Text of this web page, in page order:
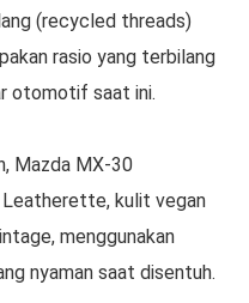
(recycled threads)
rasio yang terbilang
otomotif saat ini.
Mazda MX-30
Leatherette, kulit vegan
menggunakan
nyaman saat disentuh.